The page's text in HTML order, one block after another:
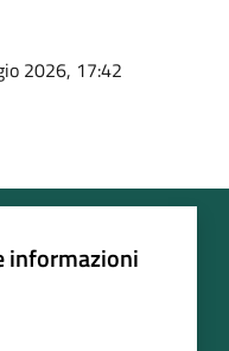
2026, 17:42
informazioni